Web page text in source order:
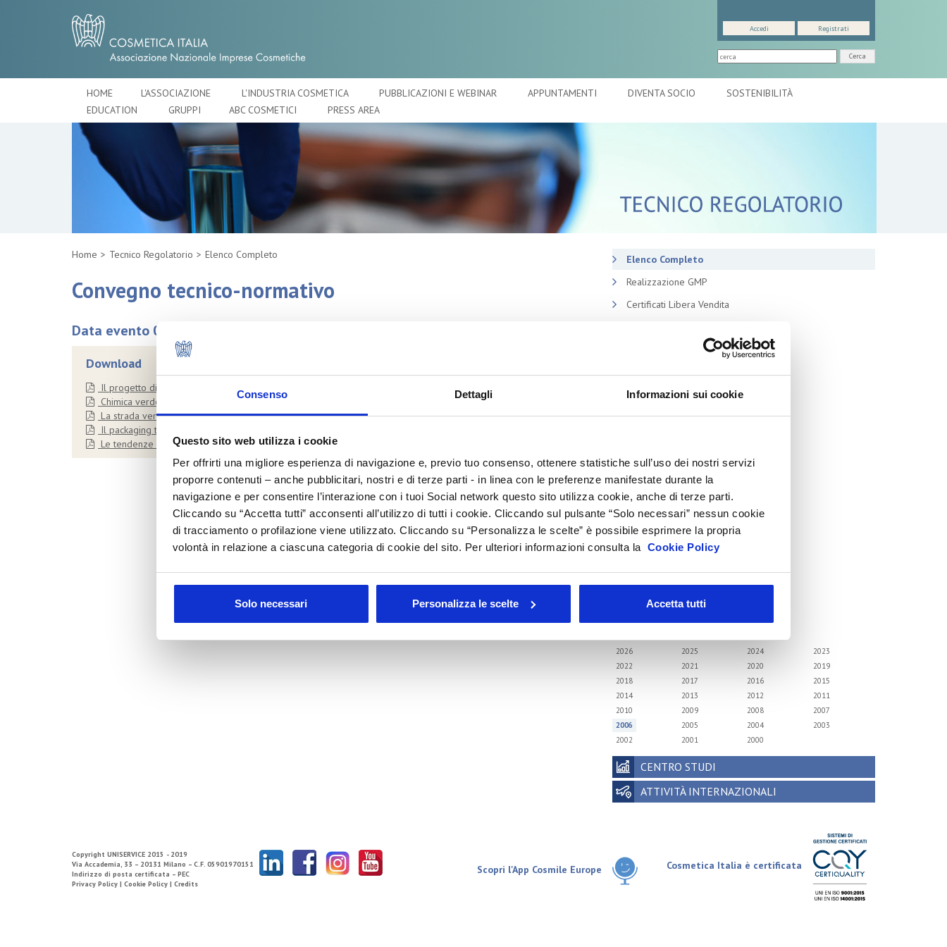
Consenso Dettagli Informazioni sui cookie
Questo sito web utilizza i cookie
Per offrirti una migliore esperienza di navigazione e, previo tuo consenso, ottenere statistiche sull’uso dei nostri servizi
proporre contenuti – anche pubblicitari, nostri e di terze parti - in linea con le preferenze manifestate durante la
navigazione e per consentire l’interazione con i tuoi Social network questo sito utilizza cookie, anche di terze parti.
Cliccando su “Accetta tutti” acconsenti all’utilizzo di tutti i cookie. Cliccando sul pulsante “Solo necessari” nessun cookie
di tracciamento o profilazione viene utilizzato. Cliccando su “Personalizza le scelte” è possibile esprimere la propria
volontà in relazione a ciascuna categoria di cookie del sito. Per ulteriori informazioni consulta la Cookie Policy
Solo necessari Personalizza le scelte Accetta tutti
Cerca
Accedi Registrati
HOME L'ASSOCIAZIONE L'INDUSTRIA COSMETICA PUBBLICAZIONI E WEBINAR APPUNTAMENTI DIVENTA SOCIO
SOSTENIBILITÀ
EDUCATION
GRUPPI ABC COSMETICI PRESS AREA
Home Tecnico Regolatorio Elenco Completo
Convegno tecnico-normativo
Data evento 09/03/2012
Download
Il progetto di Cosmetics Europe per un'industria cosmetica sostenibile - Matteo Locatelli
Chimica verde e ingrediente cosmetico sostenibile: concetti compatibili o divergenti? - Vincenzo Rialdi
La strada verso la sostenibilità dell'industria cosmetica coreana - Marie Yoonjin Jung
Il packaging tra sostenibilità e creatività - Ettore Veriani
Le tendenze nel mercato della cosmetica sostenibile nell'Unione europea - Gabriel Federici, Nica Lewis
Elenco Completo
Realizzazione GMP
Certificati Libera Vendita
Normativa cosmetici
Prodotti e Ingredienti Cosmetici
Produzione e confezionamento
REACH e CLP
Sicurezza Prodotti cosmetici
Codici doganali e accise
Altre normative
Archivio presentazioni
FAQ
Archivio
2026 2025 2024
2023
2022
2021 2020
2019
2018
2017 2016
2015
2014
2013 2012
2011
2010
2009 2008
2007
2006
2005 2004
2003
2002
2001 2000
CENTRO STUDI
ATTIVITÀ INTERNAZIONALI
Copyright UNISERVICE 2015 - 2019
Via Accademia, 33 – 20131 Milano – C.F. 05901970151
Indirizzo di posta certificata – PEC
Privacy Policy | Cookie Policy | Credits
Cosmetica Italia è certificata
Scopri l'App Cosmile Europe